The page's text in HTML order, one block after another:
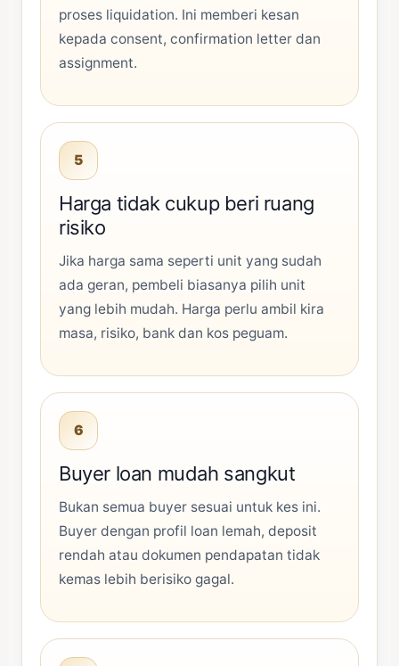
proses liquidation. Ini memberi kesan
kepada consent, confirmation letter dan
assignment.
5
Harga tidak cukup beri ruang
risiko
Jika harga sama seperti unit yang sudah
ada geran, pembeli biasanya pilih unit
yang lebih mudah. Harga perlu ambil kira
masa, risiko, bank dan kos peguam.
6
Buyer loan mudah sangkut
Bukan semua buyer sesuai untuk kes ini.
Buyer dengan profil loan lemah, deposit
rendah atau dokumen pendapatan tidak
kemas lebih berisiko gagal.